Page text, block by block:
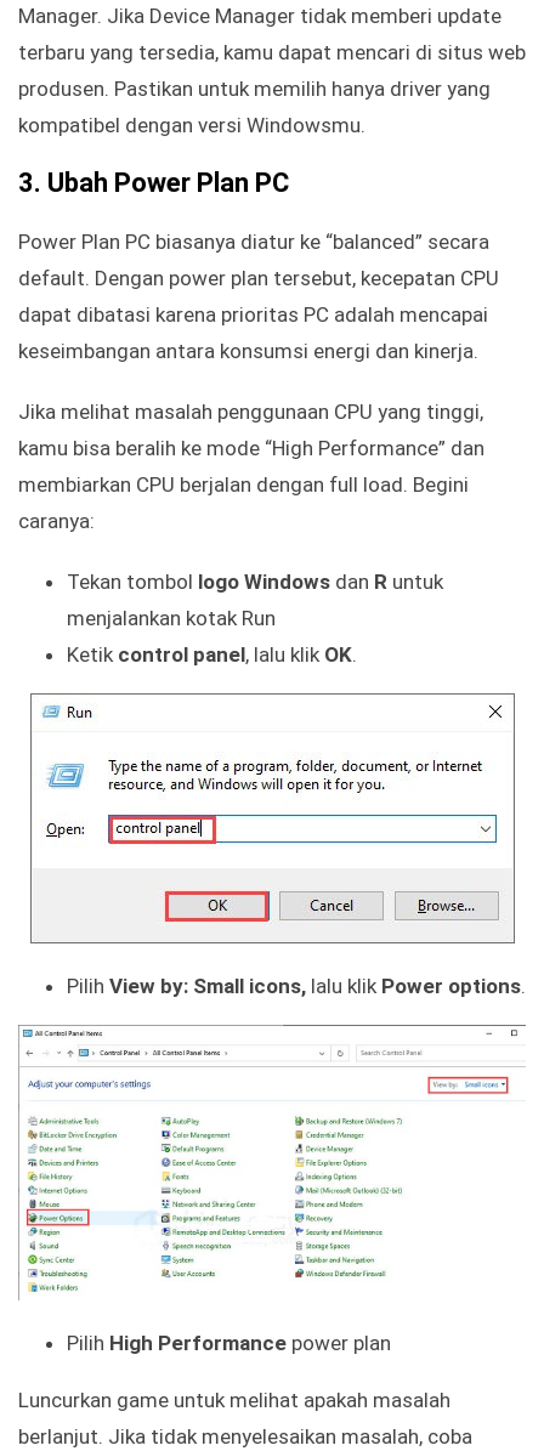
Manager. Jika Device Manager tidak memberi update
terbaru yang tersedia, kamu dapat mencari di situs web
produsen. Pastikan untuk memilih hanya driver yang
kompatibel dengan versi Windowsmu.
3. Ubah Power Plan PC
Power Plan PC biasanya diatur ke “balanced” secara
default. Dengan power plan tersebut, kecepatan CPU
dapat dibatasi karena prioritas PC adalah mencapai
keseimbangan antara konsumsi energi dan kinerja.
Jika melihat masalah penggunaan CPU yang tinggi,
kamu bisa beralih ke mode “High Performance” dan
membiarkan CPU berjalan dengan full load. Begini
caranya:
Tekan tombol logo Windows dan R untuk
menjalankan kotak Run
Ketik control panel, lalu klik OK.
Pilih View by: Small icons, lalu klik Power options.
Pilih High Performance power plan
Luncurkan game untuk melihat apakah masalah
berlanjut. Jika tidak menyelesaikan masalah, coba